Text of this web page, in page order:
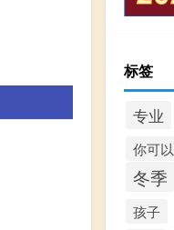
标签
专业
你可以
冬季
孩子